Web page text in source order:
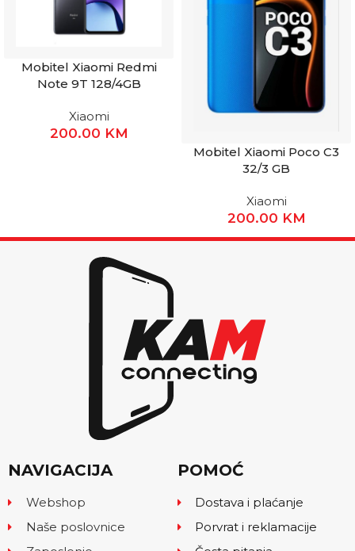
Mobitel Xiaomi Redmi
Note 9T 128/4GB
Xiaomi
200.00 KM
Mobitel Xiaomi Poco C3
32/3 GB
Xiaomi
200.00 KM
NAVIGACIJA
Webshop
Naše poslovnice
POMOĆ
Dostava i plaćanje
Porvrat i reklamacije